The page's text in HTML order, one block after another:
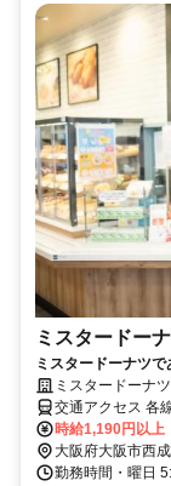
ミスタードー
ミスタードーナツ
ミスタードー
交通アクセス 各
時給1,190円以上
大阪府大阪市西
勤務時間・曜日